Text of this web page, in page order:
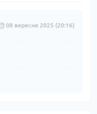
08 вересня 2025 (20:16)